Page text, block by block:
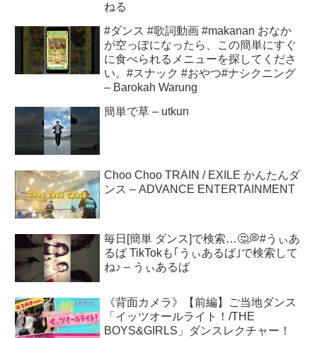
ねる
#ダンス #歌詞動画 #makanan おなか
が空っぽになったら、この簡単にすぐ
に食べられるメニューを探してくださ
い。#スナック #おやつ#ナシクニング
– Barokah Warung
簡単で草 – utkun
Choo Choo TRAIN / EXILE かんたんダ
ンス – ADVANCE ENTERTAINMENT
毎日[簡単 ダンス]で検索…🤔💭#うぃあ
るば TikTokも｢うぃあるば｣で検索して
ね♪ – うぃあるば
《背面カメラ》【前編】ご当地ダンス
「イッツオールライト！/THE
BOYS&GIRLS」ダンスレクチャー！